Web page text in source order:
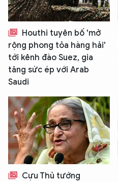
Houthi tuyên bố 'mở
rộng phong tỏa hàng hải'
tới kênh đào Suez, gia
tăng sức ép với Arab
Saudi
Cựu Thủ tướng